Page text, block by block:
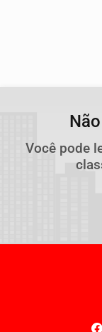
Você pode